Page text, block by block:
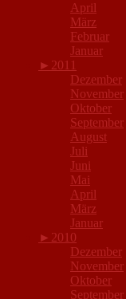
April
März
Februar
Januar
► 2011
Dezember
November
Oktober
September
August
Juli
Juni
Mai
April
März
Januar
► 2010
Dezember
November
Oktober
September